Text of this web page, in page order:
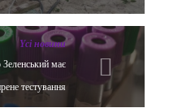
Yсі новини
має
тестування